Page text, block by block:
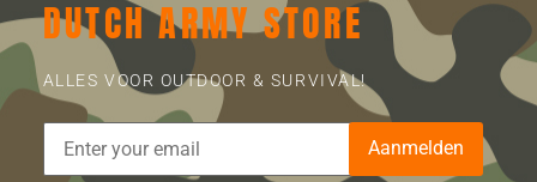
DUTCH ARMY STORE
ALLES VOOR OUTDOOR & SURVIVAL!
Aanmelden